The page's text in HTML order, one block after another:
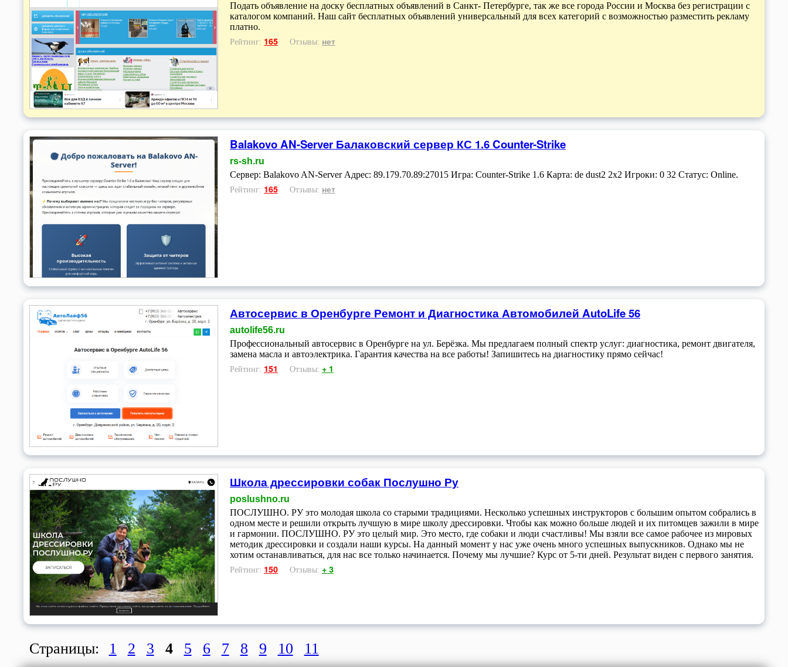
Подать объявление на доску бесплатных объявлений в Санкт- Петербурге, так же все города России и Москва без регистрации с
каталогом компаний. Наш сайт бесплатных объявлений универсальный для всех категорий с возможностью разместить рекламу
платно.
Рейтинг: 165 Отзывы: нет
Balakovo AN-Server Балаковский сервер КС 1.6 Counter-Strike
rs-sh.ru
Сервер: Balakovo AN-Server Адрес: 89.179.70.89:27015 Игра: Counter-Strike 1.6 Карта: de dust2 2x2 Игроки: 0 32 Статус: Online.
Рейтинг: 165 Отзывы: нет
Автосервис в Оренбурге Ремонт и Диагностика Автомобилей AutoLife 56
autolife56.ru
Профессиональный автосервис в Оренбурге на ул. Берёзка. Мы предлагаем полный спектр услуг: диагностика, ремонт двигателя,
замена масла и автоэлектрика. Гарантия качества на все работы! Запишитесь на диагностику прямо сейчас!
Рейтинг: 151 Отзывы: + 1
Школа дрессировки собак Послушно Ру
poslushno.ru
ПОСЛУШНО. РУ это молодая школа со старыми традициями. Несколько успешных инструкторов с большим опытом собрались в
одном месте и решили открыть лучшую в мире школу дрессировки. Чтобы как можно больше людей и их питомцев зажили в мире
и гармонии. ПОСЛУШНО. РУ это целый мир. Это место, где собаки и люди счастливы! Мы взяли все самое рабочее из мировых
методик дрессировки и создали наши курсы. На данный момент у нас уже очень много успешных выпускников. Однако мы не
хотим останавливаться, для нас все только начинается. Почему мы лучшие? Курс от 5-ти дней. Результат виден с первого занятия.
Рейтинг: 150 Отзывы: + 3
Страницы: 1 2 3 4 5 6 7 8 9 10 11